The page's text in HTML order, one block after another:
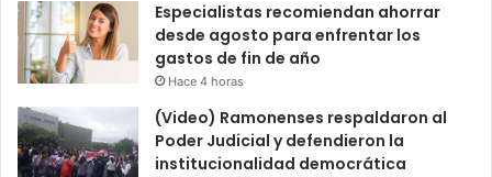
Especialistas recomiendan ahorrar
desde agosto para enfrentar los
gastos de fin de año
Hace 4 horas
(Video) Ramonenses respaldaron al
Poder Judicial y defendieron la
institucionalidad democrática